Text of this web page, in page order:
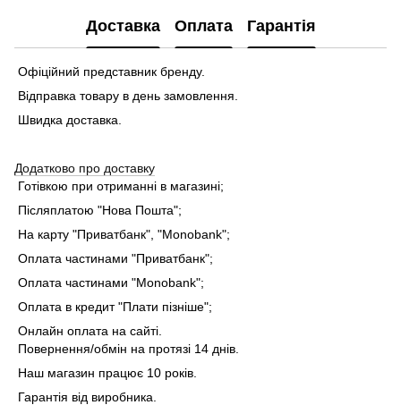
Доставка Оплата Гарантія
Офіційний представник бренду.
Відправка товару в день замовлення.
Швидка доставка.
Додатково про доставку
Готівкою при отриманні в магазині;
Післяплатою "Нова Пошта";
На карту "Приватбанк", "Monobank";
Оплата частинами "Приватбанк";
Оплата частинами "Monobank";
Оплата в кредит "Плати пізніше";
Онлайн оплата на сайті.
Повернення/обмін на протязі 14 днів.
Наш магазин працює 10 років.
Гарантія від виробника.